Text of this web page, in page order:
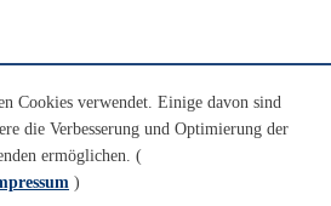
Cookies verwendet. Einige davon sind
die Verbesserung und Optimierung der
ermöglichen. (
)